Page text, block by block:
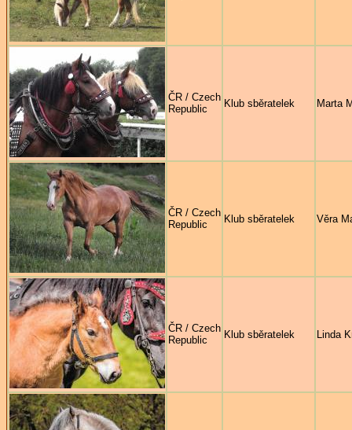
ČR / Czech
Republic
Klub sběratelek Marta
ČR / Czech
Republic
Klub sběratelek Věra
ČR / Czech
Republic
Klub sběratelek Linda